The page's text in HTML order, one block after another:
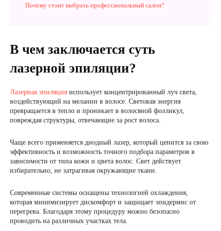
Почему стоит выбрать профессиональный салон?
В чем заключается суть
лазерной эпиляции?
Лазерная эпиляция использует концентрированный луч света,
воздействующий на меланин в волосе. Световая энергия
превращается в тепло и проникает в волосяной фолликул,
повреждая структуры, отвечающие за рост волоса.
Чаще всего применяется диодный лазер, который ценится за свою
эффективность и возможность точного подбора параметров в
зависимости от типа кожи и цвета волос. Свет действует
избирательно, не затрагивая окружающие ткани.
Современные системы оснащены технологией охлаждения,
которая минимизирует дискомфорт и защищает эпидермис от
перегрева. Благодаря этому процедуру можно безопасно
проводить на различных участках тела.